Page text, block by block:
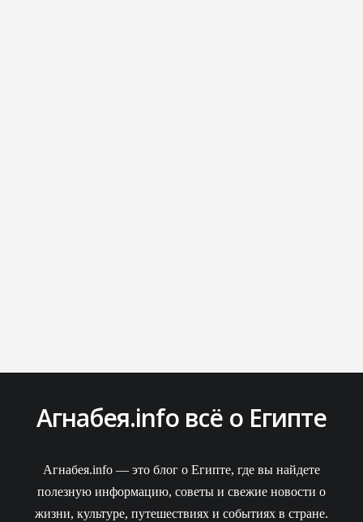
Агнабея.info всё о Египте
Агнабея.info — это блог о Египте, где вы найдете
полезную информацию, советы и свежие новости о
жизни, культуре, путешествиях и событиях в стране.